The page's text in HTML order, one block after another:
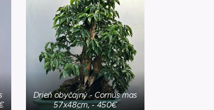
Drieň obyčajný - Cornus mas
57x48cm, - 450€